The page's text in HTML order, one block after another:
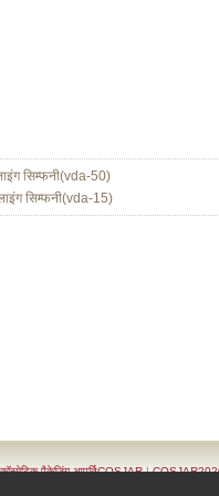
सिम्फनी(vda-50)
सिम्फनी(vda-15)
कॉस्मेटिक पैकेजिंग आपूर्तिCOSJAR|